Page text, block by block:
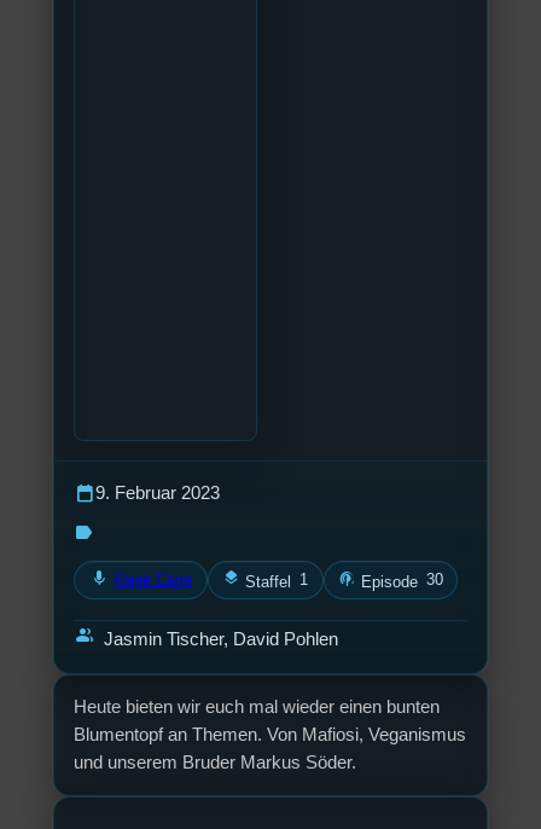
Heute bieten wir euch mal wieder einen bunten
Blumentopf an Themen. Von Mafiosi, Veganismus
und unserem Bruder Markus Söder.
calendar_today9. Februar 2023
label
mic Rage Cage layers Staffel 1 podcasts Episode 30
group Jasmin Tischer, David Pohlen